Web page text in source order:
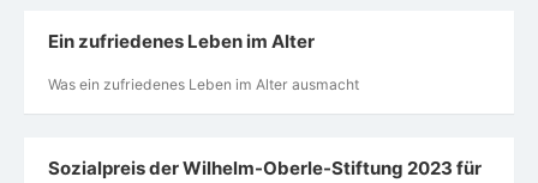
Ein zufriedenes Leben im Alter
Was ein zufriedenes Leben im Alter ausmacht
Sozialpreis der Wilhelm-Oberle-Stiftung 2023 für